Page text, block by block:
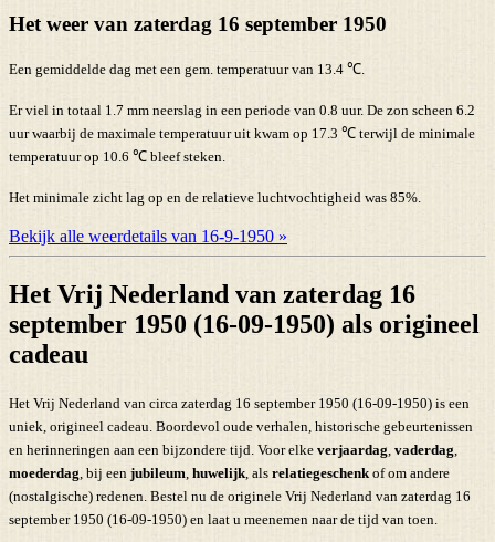
Het weer van zaterdag 16 september 1950
Een gemiddelde dag met een gem. temperatuur van 13.4 ℃.
Er viel in totaal 1.7 mm neerslag in een periode van 0.8 uur. De zon scheen 6.2
uur waarbij de maximale temperatuur uit kwam op 17.3 ℃ terwijl de minimale
temperatuur op 10.6 ℃ bleef steken.
Het minimale zicht lag op en de relatieve luchtvochtigheid was 85%.
Bekijk alle weerdetails van 16-9-1950 »
Het Vrij Nederland van zaterdag 16
september 1950 (16-09-1950) als origineel
cadeau
Het Vrij Nederland van circa zaterdag 16 september 1950 (16-09-1950) is een
uniek, origineel cadeau. Boordevol oude verhalen, historische gebeurtenissen
en herinneringen aan een bijzondere tijd. Voor elke verjaardag vaderdag
moederdag , bij een jubileum huwelijk , als relatiegeschenk of om andere
(nostalgische) redenen. Bestel nu de originele Vrij Nederland van zaterdag 16
september 1950 (16-09-1950) en laat u meenemen naar de tijd van toen.